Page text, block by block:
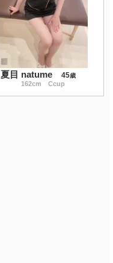
夏目 natume 45歳
162cm Ccup